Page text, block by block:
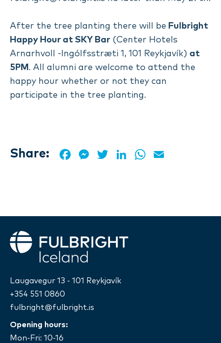
After the tree planting there will be Fulbright
Happy Hour at SKY Bar (Center Hotels
Arnarhvoll -Ingólfsstræti 1, 101 Reykjavík) at
5PM . All alumni are welcome to attend the
happy hour whether or not they can
participate in the tree planting.
Share: FacebookMessenger
TwitterLinkedInWhatsApp
Fulbright
Laugavegur 13 - 101 Reykjavík
+354 551 0860
fulbright@fulbright.is
Opening hours:
Mon-Fri: 10-16